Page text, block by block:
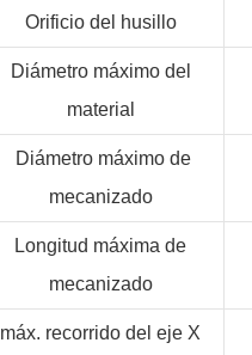
Orificio del husillo
Diámetro máximo del
material
Diámetro máximo de
mecanizado
Longitud máxima de
mecanizado
máx. recorrido del eje X